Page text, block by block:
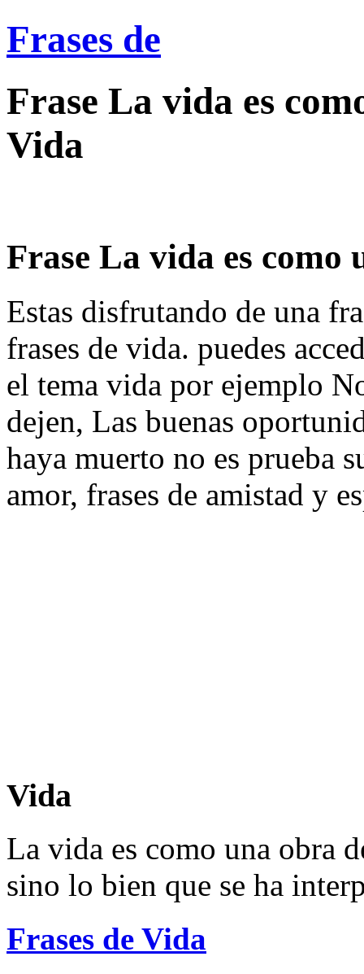
Frases de
Frase La vida es
Vida
Frase La vida es como
Estas disfrutando de una
frases de vida. puedes
el tema vida por ejemplo
dejen, Las buenas
haya muerto no es prueba
amor, frases de amistad y
Vida
La vida es como una obra
sino lo bien que se ha
Frases de Vida